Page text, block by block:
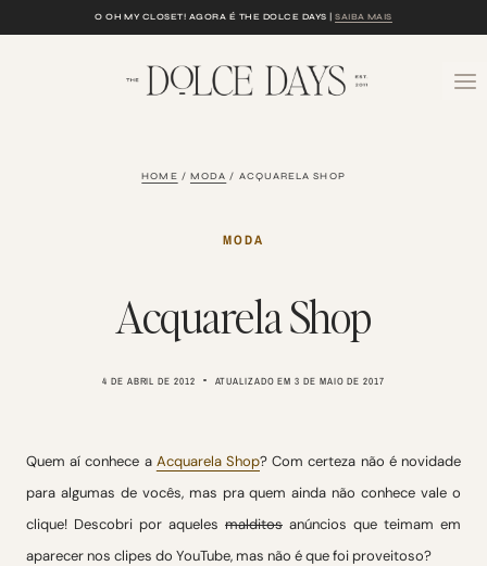
O OH MY CLOSET! AGORA É THE DOLCE DAYS |SAIBA MAIS
HOME / MODA / ACQUARELA SHOP
MODA
Acquarela Shop
4 DE ABRIL DE 2012 ATUALIZADO EM 3 DE MAIO DE 2017
Quem aí conhece a Acquarela Shop? Com certeza não é novidade
para algumas de vocês, mas pra quem ainda não conhece vale o
clique! Descobri por aqueles malditos anúncios que teimam em
aparecer nos clipes do YouTube, mas não é que foi proveitoso?